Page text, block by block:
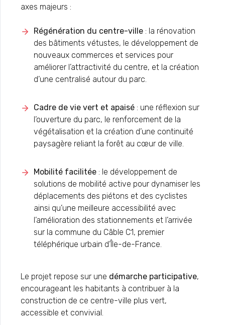
axes majeurs :
Régénération du centre-ville : la rénovation
des bâtiments vétustes, le développement de
nouveaux commerces et services pour
améliorer l’attractivité du centre, et la création
d’une centralisé autour du parc.
Cadre de vie vert et apaisé : une réflexion sur
l’ouverture du parc, le renforcement de la
végétalisation et la création d’une continuité
paysagère reliant la forêt au cœur de ville.
Mobilité facilitée : le développement de
solutions de mobilité active pour dynamiser les
déplacements des piétons et des cyclistes
ainsi qu’une meilleure accessibilité avec
l’amélioration des stationnements et l’arrivée
sur la commune du Câble C1, premier
téléphérique urbain d’Île-de-France.
Le projet repose sur une démarche participative,
encourageant les habitants à contribuer à la
construction de ce centre-ville plus vert,
accessible et convivial.